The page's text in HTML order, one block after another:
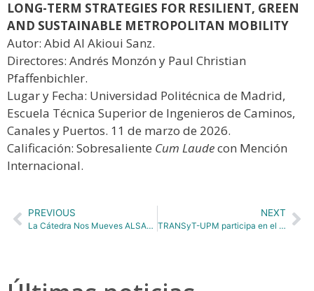
LONG-TERM STRATEGIES FOR RESILIENT, GREEN
AND SUSTAINABLE METROPOLITAN MOBILITY
Autor: Abid Al Akioui Sanz.
Directores: Andrés Monzón y Paul Christian
Pfaffenbichler.
Lugar y Fecha: Universidad Politécnica de Madrid,
Escuela Técnica Superior de Ingenieros de Caminos,
Canales y Puertos. 11 de marzo de 2026.
Calificación: Sobresaliente Cum Laudecon Mención
Internacional.
PREVIOUS
La Cátedra Nos Mueves ALSA-UPM sobre movilidad sostenible celebrará una nueva jornada en la ETSI Caminos, Canales y Puertos de la UPM
NEXT
TRANSyT-UPM participa en el Simposio de Doctorado 2026 en la Feria UPM Investiga